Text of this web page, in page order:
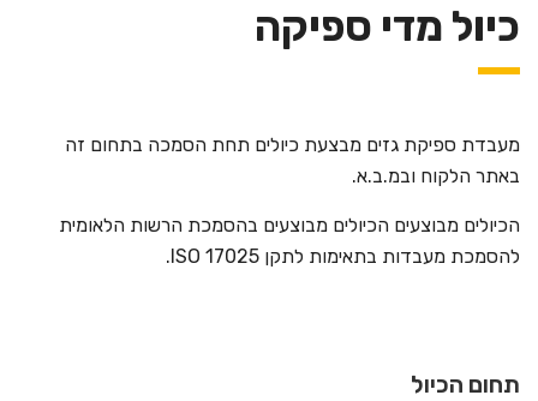
כיול מדי ספיקה
מעבדת ספיקת גזים מבצעת כיולים תחת הסמכה בתחום זה
באתר הלקוח ובמ.ב.א.
הכיולים מבוצעים הכיולים מבוצעים בהסמכת הרשות הלאומית
להסמכת מעבדות בתאימות לתקן ISO 17025.
תחום הכיול